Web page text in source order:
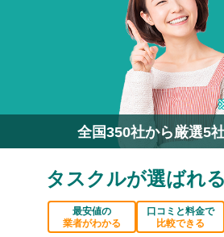
全国350社から厳選5
タスクルが選ばれ
最安値の
業者がわかる
口コミと料金で
比較できる